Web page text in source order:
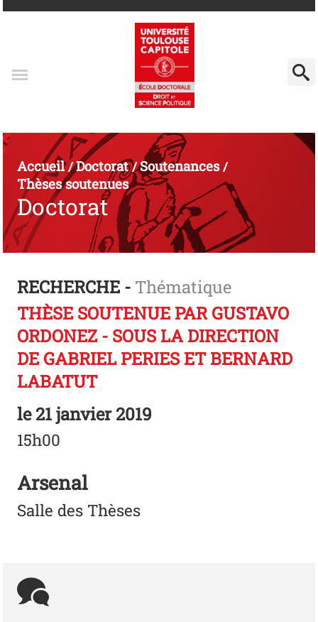
Accueil/Doctorat/Soutenances/
Thèses soutenues
Doctorat
RECHERCHE - Thématique
THÈSE SOUTENUE PAR GUSTAVO
ORDONEZ - SOUS LA DIRECTION
DE GABRIEL PERIES ET BERNARD
LABATUT
le21 janvier 2019
15h00
Arsenal
Salle des Thèses